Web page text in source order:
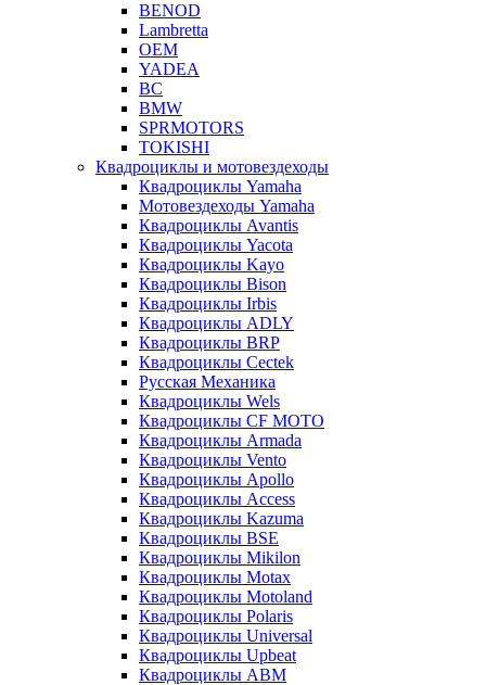
BENOD
Lambretta
OEM
YADEA
BC
BMW
SPRMOTORS
TOKISHI
Квадроциклы и мотовездеходы
Квадроциклы Yamaha
Мотовездеходы Yamaha
Квадроциклы Avantis
Квадроциклы Yacota
Квадроциклы Kayo
Квадроциклы Bison
Квадроциклы Irbis
Квадроциклы ADLY
Квадроциклы BRP
Квадроциклы Cectek
Русская Механика
Квадроциклы Wels
Квадроциклы CF MOTO
Квадроциклы Armada
Квадроциклы Vento
Квадроциклы Apollo
Квадроциклы Access
Квадроциклы Kazuma
Квадроциклы BSE
Квадроциклы Mikilon
Квадроциклы Motax
Квадроциклы Motoland
Квадроциклы Polaris
Квадроциклы Universal
Квадроциклы Upbeat
Квадроциклы ABM